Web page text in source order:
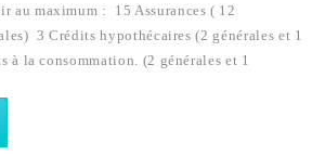
au maximum : 15 Assurances ( 12
3 Crédits hypothécaires (2 générales et 1
la consommation. (2 générales et 1